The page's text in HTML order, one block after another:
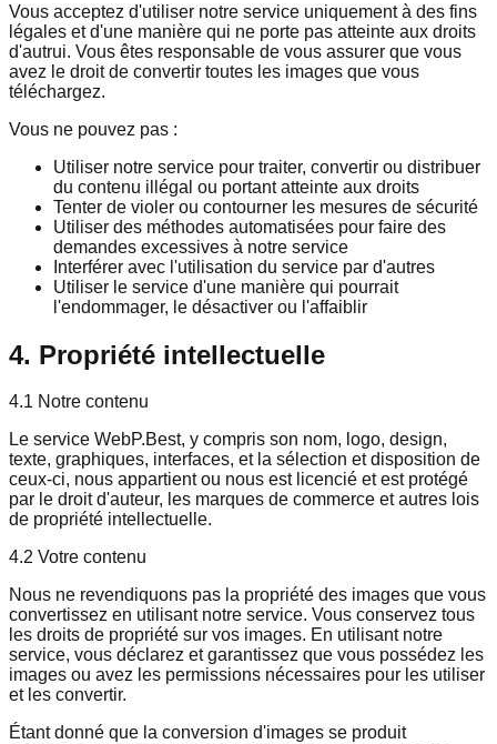
Vous acceptez d'utiliser notre service uniquement à des fins
légales et d'une manière qui ne porte pas atteinte aux droits
d'autrui. Vous êtes responsable de vous assurer que vous
avez le droit de convertir toutes les images que vous
téléchargez.
Vous ne pouvez pas :
Utiliser notre service pour traiter, convertir ou distribuer
du contenu illégal ou portant atteinte aux droits
Tenter de violer ou contourner les mesures de sécurité
Utiliser des méthodes automatisées pour faire des
demandes excessives à notre service
Interférer avec l'utilisation du service par d'autres
Utiliser le service d'une manière qui pourrait
l'endommager, le désactiver ou l'affaiblir
4. Propriété intellectuelle
4.1 Notre contenu
Le service WebP.Best, y compris son nom, logo, design,
texte, graphiques, interfaces, et la sélection et disposition de
ceux-ci, nous appartient ou nous est licencié et est protégé
par le droit d'auteur, les marques de commerce et autres lois
de propriété intellectuelle.
4.2 Votre contenu
Nous ne revendiquons pas la propriété des images que vous
convertissez en utilisant notre service. Vous conservez tous
les droits de propriété sur vos images. En utilisant notre
service, vous déclarez et garantissez que vous possédez les
images ou avez les permissions nécessaires pour les utiliser
et les convertir.
Étant donné que la conversion d'images se produit